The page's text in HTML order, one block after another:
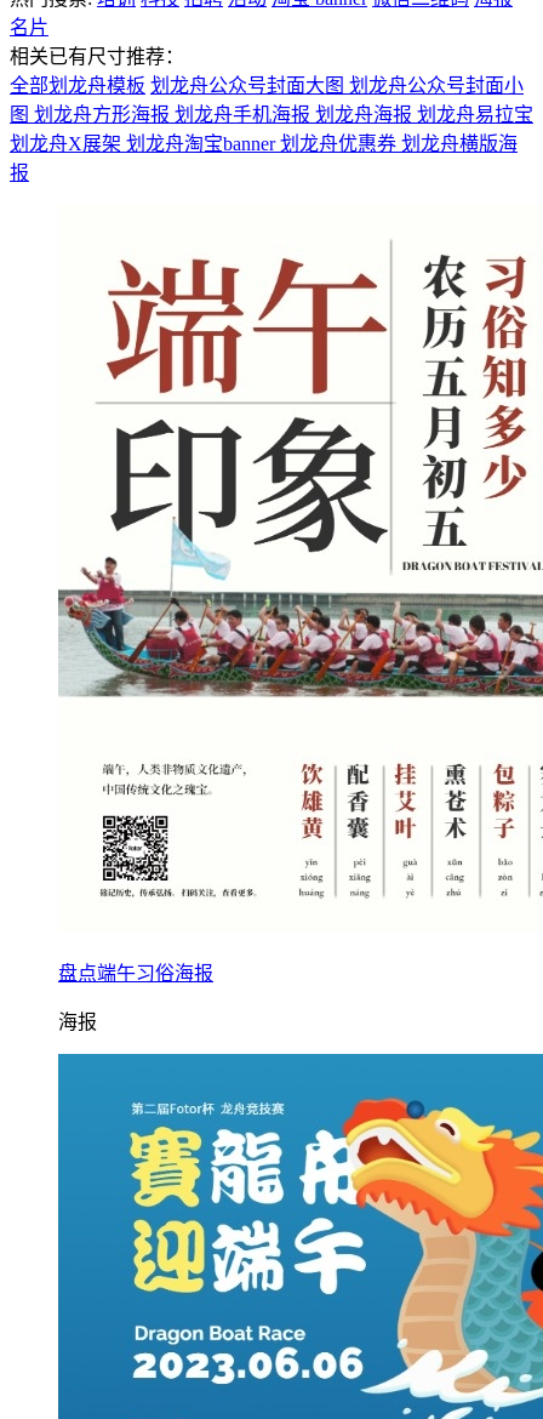
名片
相关已有尺寸推荐：
全部划龙舟模板 划龙舟公众号封面大图 划龙舟公众号封面小
图 划龙舟方形海报 划龙舟手机海报 划龙舟海报 划龙舟易拉宝
划龙舟X展架 划龙舟淘宝banner划龙舟优惠券 划龙舟横版海
报
盘点端午习俗海报
海报